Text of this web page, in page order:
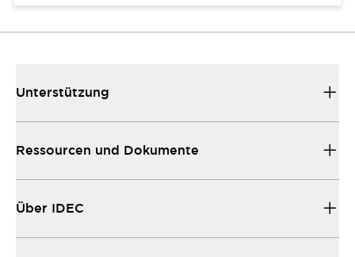
Unterstützung
Ressourcen und Dokumente
Über IDEC